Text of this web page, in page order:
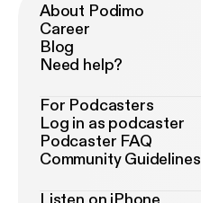
About Podimo
Career
Blog
Need help?
For Podcasters
Log in as podcaster
Podcaster FAQ
Community Guidelines